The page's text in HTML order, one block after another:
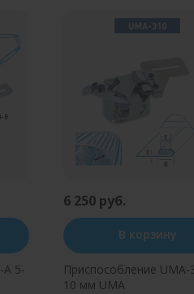
A 5-
6 250 руб.
В корзину
Приспособление UMA-
10 мм UMA